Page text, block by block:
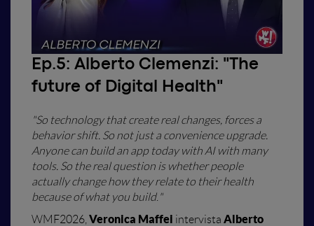
Ep.5: Alberto Clemenzi: "The
future of Digital Health"
"So technology that create real changes, forces a
behavior shift. So not just a convenience upgrade.
Anyone can build an app today with AI with many
tools. So the real question is whether people
actually change how they relate to their health
because of what you build. "
WMF2026, Veronica Maffei intervista Alberto